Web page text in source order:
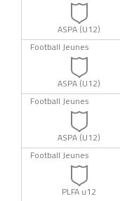
ASPA (U12)
Football Jeunes
ASPA (U12)
Football Jeunes
ASPA (U12)
Football Jeunes
PLFA u12